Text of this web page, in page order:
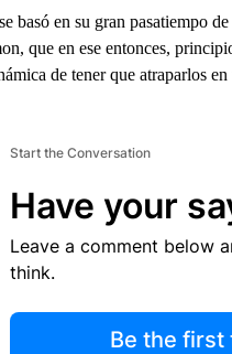
basó en su gran pasatiempo
que en ese entonces,
de tener que atraparlos
Start the Conversation
Have your
Leave a comment below
think.
Be the first